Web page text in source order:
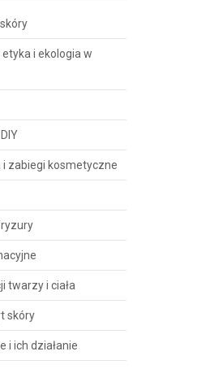
i ekologia w
zabiegi kosmetyczne
twarzy i ciała
skóry
i ich działanie